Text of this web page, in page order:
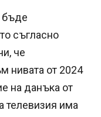
бъде
съгласно
че
нивата от 2024
на данъка от
телевизия има